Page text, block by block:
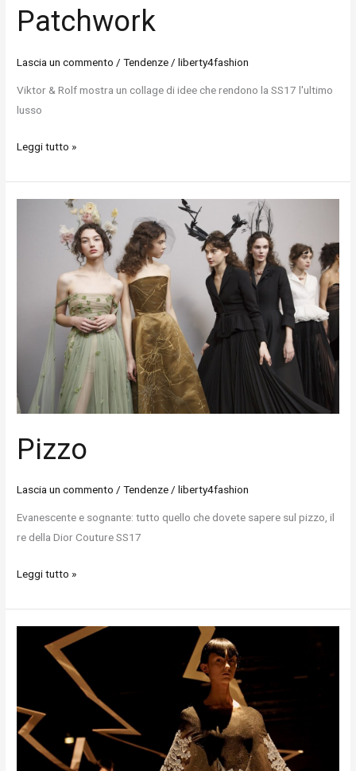
Patchwork
Lascia un commento /Tendenze /liberty4fashion
Viktor & Rolf mostra un collage di idee che rendono la SS17 l'ultimo
lusso
Leggi tutto »
Pizzo
Lascia un commento /Tendenze /liberty4fashion
Evanescente e sognante: tutto quello che dovete sapere sul pizzo, il
re della Dior Couture SS17
Leggi tutto »